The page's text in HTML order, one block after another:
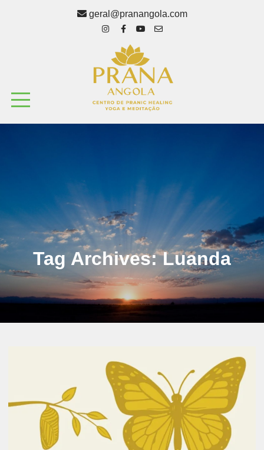
geral@pranangola.com
Tag Archives:Luanda